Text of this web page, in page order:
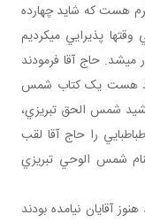
هست که شايد چهارده
پانزده سالم بود که اين جلسه بود ما هم گاهي وقت‎ها پذيرايي مي‎کرديم
مي‎رفتيم خدمت ايشان، جلسه منزل ما هم برگزار مي‎شد. حاج آقا فرمودند
هست يک کتاب شمس
شمس الحق تبريزي،
را حاج آقا لقب
شمس الوحي تبريزي
آقايان نيامده بودند